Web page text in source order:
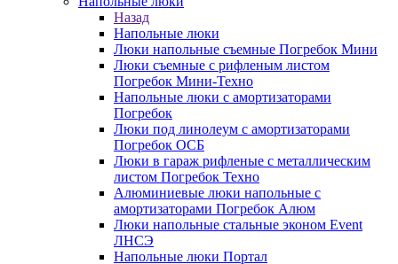
Назад
Напольные люки
Люки напольные съемные Погребок Мини
Люки съемные с рифленым листом
Погребок Мини-Техно
Напольные люки с амортизаторами
Погребок
Люки под линолеум с амортизаторами
Погребок ОСБ
Люки в гараж рифленые с металлическим
листом Погребок Техно
Алюминиевые люки напольные с
амортизаторами Погребок Алюм
Люки напольные стальные эконом Event
ЛНСЭ
Напольные люки Портал